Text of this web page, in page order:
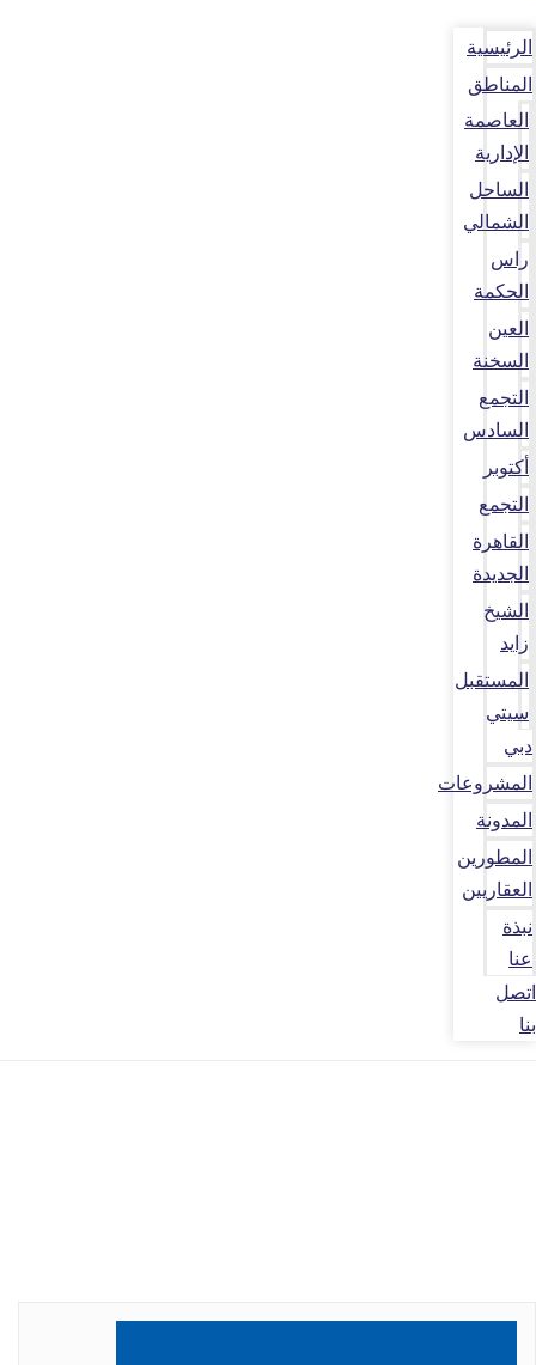
الرئيسية
المناطق
العاصمة
الإدارية
الساحل
الشمالي
راس
الحكمة
العين
السخنة
التجمع
السادس
أكتوبر
التجمع
القاهرة
الجديدة
الشيخ
زايد
المستقبل
سيتي
دبي
المشروعات
المدونة
المطورين
العقاريين
نبذة
عنا
اتصل
بنا